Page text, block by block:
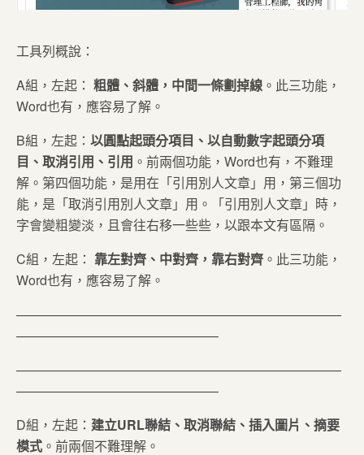
工具列概說：
A組，左起： 粗體、斜體，中間一條劃掉線 。此三功能，
Word也有，應容易了解。
B組，左起： 以圓點起頭分項目、以自動數字起頭分項
目、取消引用、引用 。前兩個功能，Word也有，不難理
解。第四個功能，是用在「引用別人文章」用，第三個功
能，是「取消引用別人文章」用。「引用別人文章」時，
字會變粗變淡，且會往右移一些些，以跟本文有區隔。
C組，左起： 靠左對齊、中對齊，靠右對齊 。此三功能，
Word也有，應容易了解。
—————————————————————————
———————————————–
—————————————————————————
———————————————–
D組，左起： 建立URL聯結、取消聯結、插入圖片、摘要
模式 。前兩個不難理解。